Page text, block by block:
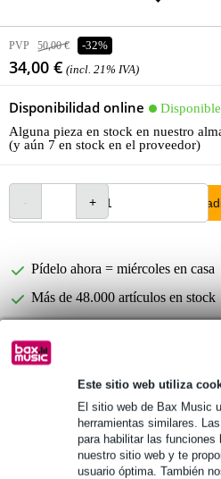
Este sitio web utiliza
El sitio web de Bax Music
herramientas similares.
para habilitar las
nuestro sitio web y te
usuario óptima. También
PVP 50,00 € -32%
34,00 € (incl. 21% IVA)
Disponibilidad online
Disponible
Alguna pieza en stock en nuestro
(y aún 7 en stock en el proveedor)
Pídelo ahora = miércoles en casa
Más de 48.000 artículos en stock
Información del producto
armónica diatónica
marca: Hohner
tipo: Blues Harp MS